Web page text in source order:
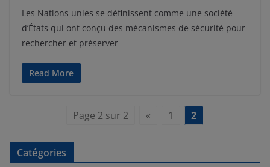
Les Nations unies se définissent comme une société
d’États qui ont conçu des mécanismes de sécurité pour
rechercher et préserver
Read More
Page 2 sur 2 « 1 2
Catégories